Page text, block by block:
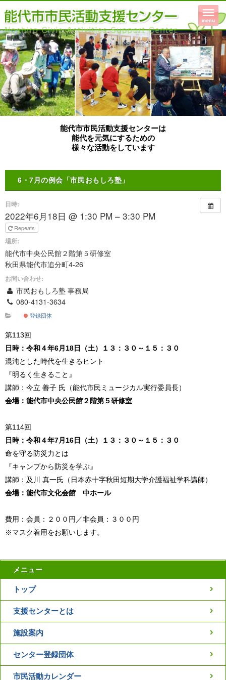
能代市市民活動支援センターは
能代を元気にするための
様々な活動をしています
6・7月の例会「市民おもしろ塾」
日時:
2022年6月18日 @ 1:30 PM – 3:30 PM
Repeats
場所:
能代市中央公民館２階第５研修室
秋田県能代市追分町4-26
お問い合わせ:
市民おもしろ塾 事務局
080-4131-3634
登録団体
第113回
日時：令和４年6月18日（土）１３：３０～１５：３０
混沌とした時代を生きるヒント
『明るく生きること』
講師：今立 善子 氏（能代市民ミュージカル実行委員長）
会場：能代市中央公民館２階第５研修室
第114回
日時：令和４年7月16日（土）１３：３０～１５：３０
命を守る防災力とは
『キャンプから防災を学ぶ』
講師：及川 真一氏（日本赤十字秋田短期大学介護福祉学科講師）
会場：能代市文化会館 中ホール
費用：会員：２００円／非会員：３００円
※マスク着用をお願いします。
メニュー
トップ
支援センターとは
施設案内
センター登録団体
市民活動カレンダー